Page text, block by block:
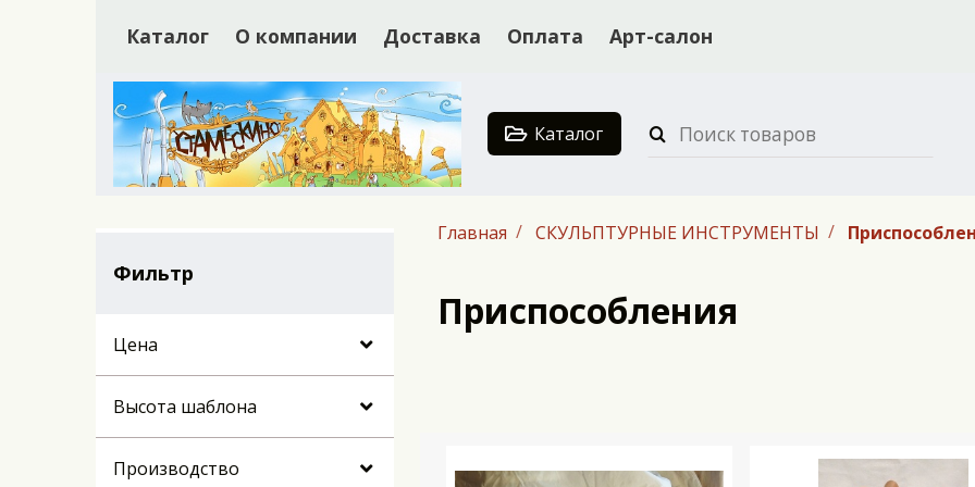
Каталог О компании Доставка Оплата Арт-салон
Каталог
Фильтр
Цена
Высота шаблона
Производство
Главная СКУЛЬПТУРНЫЕ ИНСТРУМЕНТЫ
Приспособления